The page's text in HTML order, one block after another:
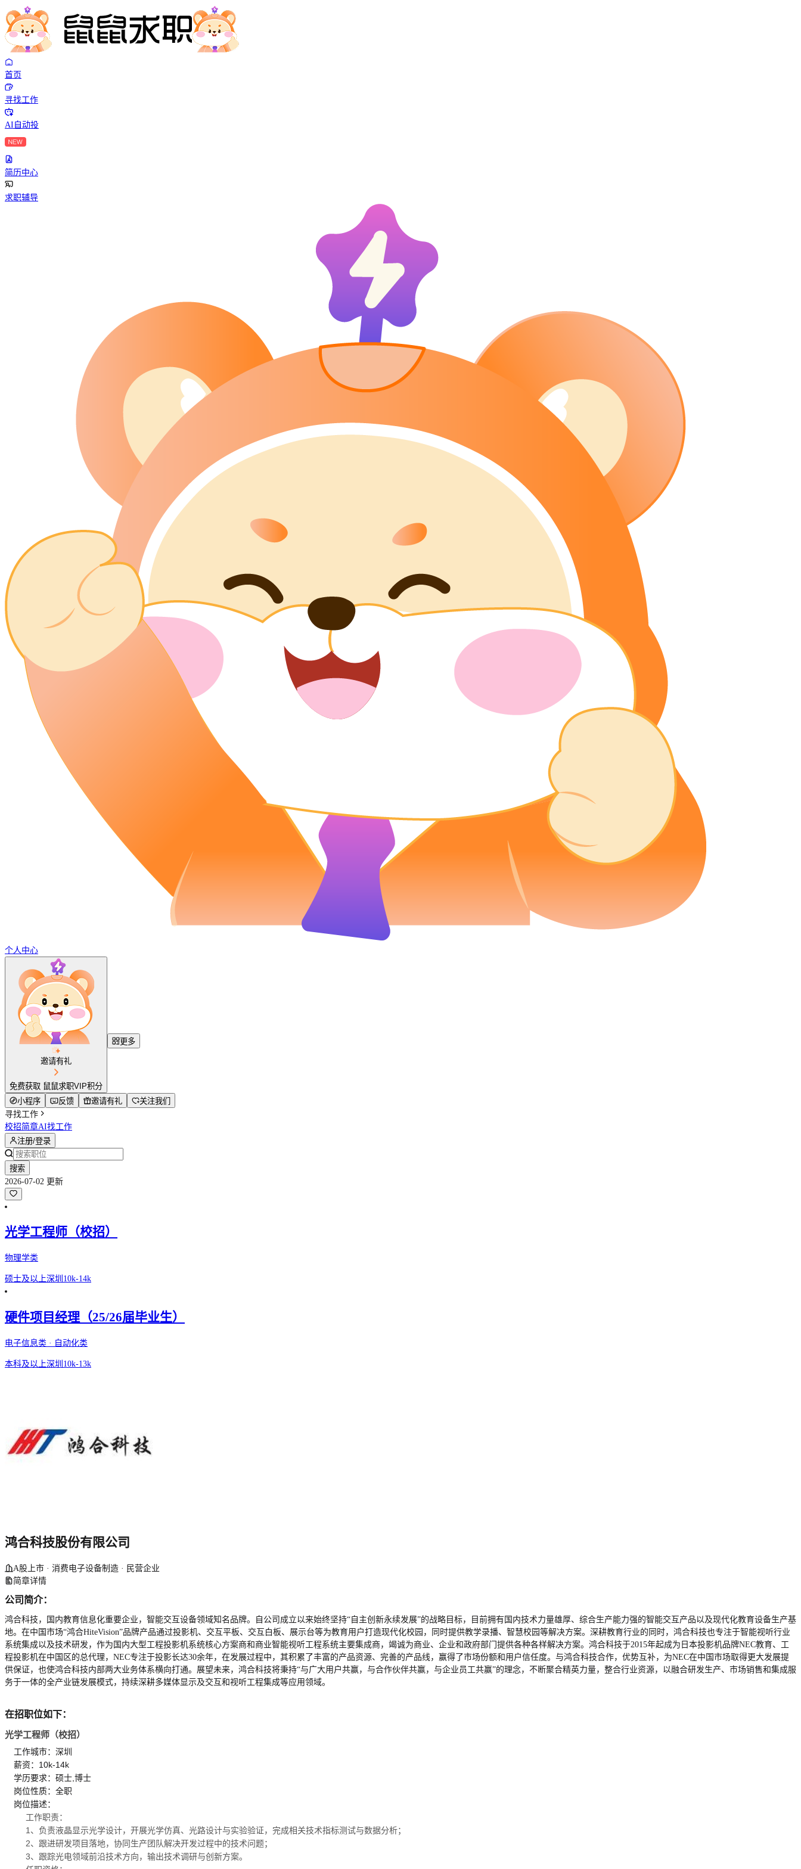
首页
寻找工作
AI自动投
简历中心
求职辅导
个人中心
邀请有礼
免费获取 鼠鼠求职VIP积分
更多
小程序 反馈 邀请有礼
关注我们
寻找工作
校招简章AI找工作
注册/登录
搜索
2026-07-02 更新
光学工程师（校招）
物理学类
硕士及以上深圳 10k-14k
硬件项目经理（25/26届毕业生）
电子信息类 · 自动化类
本科及以上深圳 10k-13k
鸿合科技股份有限公司
A股上市 · 消费电子设备制造 · 民营企业
简章详情
公司简介：
鸿合科技，国内教育信息化重要企业，智能交互设备领域知名品牌。自公司成立以来始终坚持“自主创新永续发展”的战略目标，目前拥有国内技术力量雄厚、综合生产能力强的智能交互产品以及现代化教育设备生产基
地。在中国市场“鸿合HiteVision”品牌产品通过投影机、交互平板、交互白板、展示台等为教育用户打造现代化校园，同时提供教学录播、智慧校园等解决方案。深耕教育行业的同时，鸿合科技也专注于智能视听行业
系统集成以及技术研发，作为国内大型工程投影机系统核心方案商和商业智能视听工程系统主要集成商，竭诚为商业、企业和政府部门提供各种各样解决方案。鸿合科技于2015年起成为日本投影机品牌NEC教育、工
程投影机在中国区的总代理，NEC专注于投影长达30余年，在发展过程中，其积累了丰富的产品资源、完善的产品线，赢得了市场份额和用户信任度。与鸿合科技合作，优势互补，为NEC在中国市场取得更大发展提
供保证，也使鸿合科技内部两大业务体系横向打通。展望未来，鸿合科技将秉持“与广大用户共赢，与合作伙伴共赢，与企业员工共赢”的理念，不断聚合精英力量，整合行业资源，以融合研发生产、市场销售和集成服
务于一体的全产业链发展模式，持续深耕多媒体显示及交互和视听工程集成等应用领域。
在招职位如下：
光学工程师（校招）
工作城市：深圳
薪资：10k-14k
学历要求：硕士,博士
岗位性质：全职
岗位描述：
工作职责：
1、负责液晶显示光学设计，开展光学仿真、光路设计与实验验证，完成相关技术指标测试与数据分析；
2、跟进研发项目落地，协同生产团队解决开发过程中的技术问题；
3、跟踪光电领域前沿技术方向，输出技术调研与创新方案。